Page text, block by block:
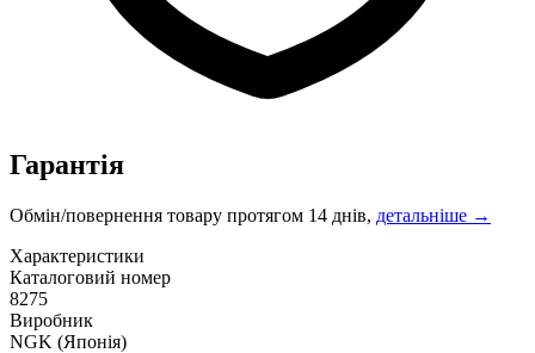
Гарантія
Обмін/повернення товару протягом 14 днів, детальніше →
Характеристики
Каталоговий номер
8275
Виробник
NGK (Японія)